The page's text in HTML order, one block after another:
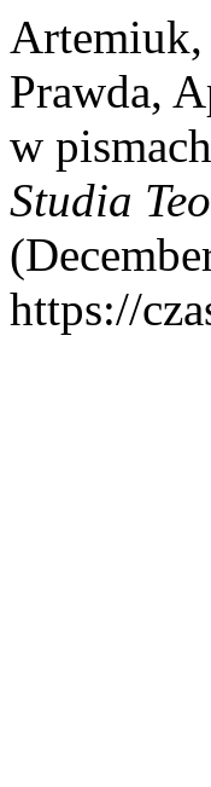
Artemiuk,
Prawda,
w
Studia
https://